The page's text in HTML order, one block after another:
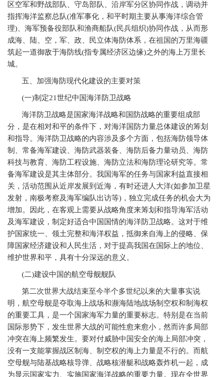
区空军和野战部队、守岛部队、沿岸军分区协同作战，调动并
指挥海洋监察总队(准军事化，和平时期主要从事海洋综合管
理)、海军预备役部队和渔商船队(民兵组织)协同作战，从而形
成海、陆、空，军、政、民立体海防体系，在祖国的万里海疆
筑起一道御敌于海防线(指专属经济区边缘)之外的海上万里长
城。
五、加强海防现代化建设的主要对策
(一)制定21世纪中国海洋防卫战略
海洋防卫战略是国家海洋战略和国防战略的重要组成部
分，是在相对和平的条件下，对海洋国防力量总体建设的筹划
和指导。海洋防卫战略的内容涉及多个方面，包括海防领导体
制、常备海军建设、海防武器装备、海防后备力量动员、海防
科技与教育、海防工程设施、海防立法和海防理论研究等。常
备海军建设是其主体部分。我国海军的任务与国家利益直接相
关，活动范围从近岸发展到近海，有时还进人大洋(如参加卫星
发射，南极考察及海军编队出访等) ，独立完成任务的机会大为
增加。因此，在客观上需要从战略角度来筹划和指导海军活动
及海军建设，制定好适合中国国情的海洋防卫战略。这对于维
护国家统一、领土完整和海洋权益，抵御来自海上的侵略、保
障国家经济建设和人民生活，对于提高我国在国际上的地位、
维护世界和平，具有十分深远的意义。
(二)建设中国的航空母舰舰队
第二次世界大战结束至今半个多世纪以来的大量事实说
明，航空母舰是夺取海上战场和濒海陆地战场制空权和制海权
的重要工具，是一个国家海军力量的重要标志。特别是在当前
国际形势下，发生世界大战的可能性愈来愈小，然而许多局部
冲突在海上频繁发生。要对付威胁中国安全的海上局部冲突，
没有一支能掌握战区制海、制空权的海上力量是不行的。而航
空母舰与陆基战略核导弹、战略核潜艇和战略轰炸机一起，成
为显示国家实力、实施国家海洋战略的重要力量。现在全世界